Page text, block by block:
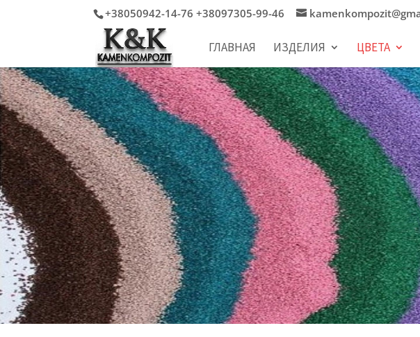
+38050942-14-76 +38097305-99-46
ГЛАВНАЯ ИЗДЕЛИЯ ЦВЕТА